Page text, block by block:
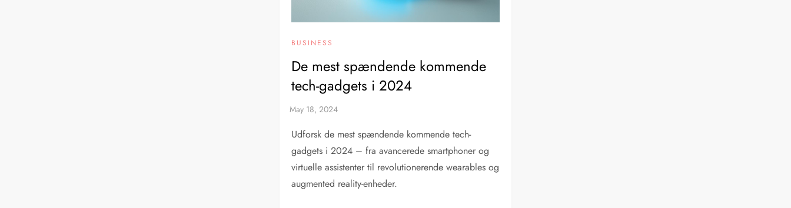
BUSINESS
De mest spændende kommende
tech-gadgets i 2024
Udforsk de mest spændende kommende tech-
gadgets i 2024 – fra avancerede smartphoner og
virtuelle assistenter til revolutionerende wearables og
augmented reality-enheder.